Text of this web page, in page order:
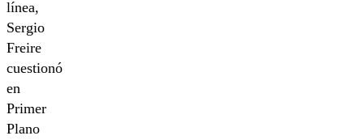
línea,
Sergio
Freire
cuestionó
en
Primer
Plano